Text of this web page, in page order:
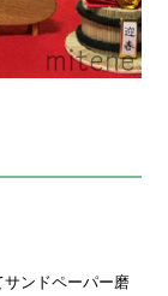
ンドペーパー磨